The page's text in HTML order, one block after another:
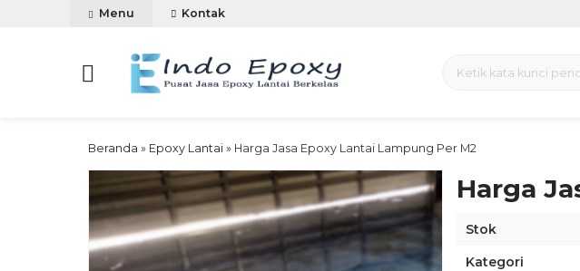
Menu Kontak
Beranda » Epoxy Lantai » Harga Jasa Epoxy Lantai Lampung Per M2
Harga
Stok
Kategori